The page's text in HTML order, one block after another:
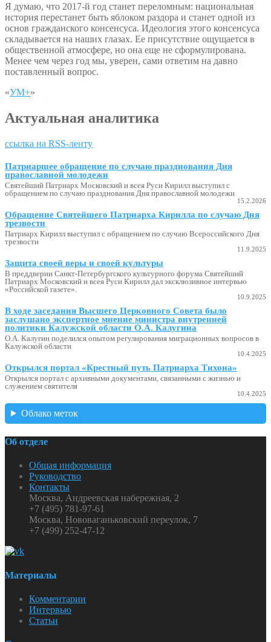
Я думаю, что 2017-й год станет переломным: национальная
история перестанет быть яблоком раздора и станет одной из
основ гражданского консенсуса. Идеология этого консенсуса
складывается на наших глазах. Ее присутствие ощущается в
общественной атмосфере, но она еще не сформулирована.
Менее чем через год мы, уверен, сами ответим на давно
поставленный вопрос.
«УМ+»
Актуальная аналитика
ссылка на RSS-ленту
Патриаршее обращение по случаю празднования Дня
православной молодежи
Святейший Патриарх Московский и всея Руси Кирилл выступил с
обращением по случаю празднования Дня православной молодежи
15.2.2026
Обращение Святейшего Патриарха Кирилла по случаю Дня
трезвости
Патриарх Кирилл выступил с обращением по случаю Всероссийского Дня
трезвости
11.9.2025
Защита своей веры и своей культуры
В преддверии Санкт-Петербургского культурного форума Святейший
Патриарх Московский и всея Руси Кирилл дал эксклюзивное интервью
«Российской газете».
10.9.2025
В ходе заседания Высшего Церковного Совета было
заслушано экспертное мнение министра внутренней
политики Калужской области О.А. Калугина
О.А. Калугин поделился опытом регулирования миграционных вопросов в
Калужской области
10.4.2025
Открылся портал «Крестный путь Патриарха Тихона»
Открылся портал с архивными документами, связанными с жизнью и
служением святителя
10.4.2025
Облако меток
Об отделе
Общая информация
Руководство
Контакты
Москва, Андреевская набережная, 2
+7 (495) 781-97-61
Москва, Нововаганьковский переулок, 7
+7 (499) 252-47-12
Материалы
Комментарии
Интервью
Статьи